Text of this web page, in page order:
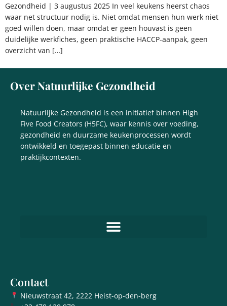
Gezondheid | 3 augustus 2025 In veel keukens heerst chaos
waar net structuur nodig is. Niet omdat mensen hun werk niet
goed willen doen, maar omdat er geen houvast is geen
duidelijke werkfiches, geen praktische HACCP-aanpak, geen
overzicht van […]
Over Natuurlijke Gezondheid
Natuurlijke Gezondheid is een initiatief binnen High
Five Food Creators (H5FC), waar kennis over voeding,
gezondheid en duurzame keukenprocessen wordt
ontwikkeld en toegepast binnen educatie en
praktijkcontexten.
Contact
Nieuwstraat 42, 2222 Heist-op-den-berg